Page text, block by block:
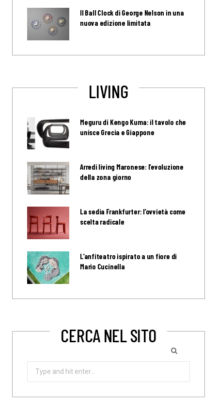
Il Ball Clock di George Nelson in una
nuova edizione limitata
LIVING
Meguru di Kengo Kuma: il tavolo che
unisce Grecia e Giappone
Arredi living Maronese: l’evoluzione
della zona giorno
La sedia Frankfurter: l’ovvietà come
scelta radicale
L’anfiteatro ispirato a un fiore di
Mario Cucinella
CERCA NEL SITO
Search